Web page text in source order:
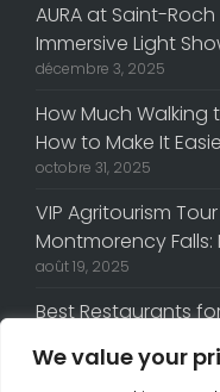
We value your
AURA at Saint-
Immersive Light
décembre 3, 2025
How Much
How to Make It
octobre 31, 2025
VIP Agritourism
Montmorency Falls:
août 19, 2025
Best Restaurants
février 20, 2025